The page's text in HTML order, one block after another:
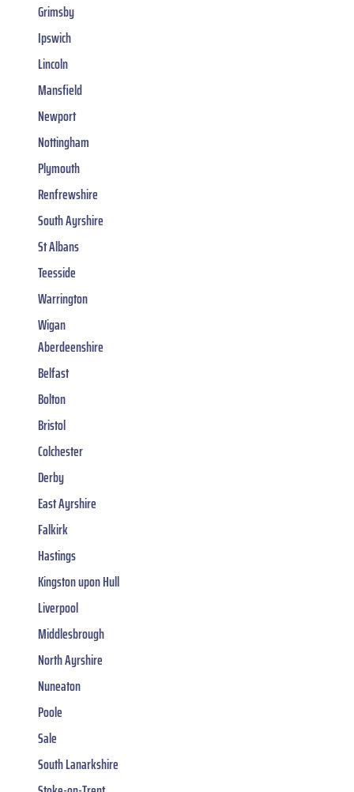
Grimsby
Ipswich
Lincoln
Mansfield
Newport
Nottingham
Plymouth
Renfrewshire
South Ayrshire
St Albans
Teesside
Warrington
Wigan
Aberdeenshire
Belfast
Bolton
Bristol
Colchester
Derby
East Ayrshire
Falkirk
Hastings
Kingston upon Hull
Liverpool
Middlesbrough
North Ayrshire
Nuneaton
Poole
Sale
South Lanarkshire